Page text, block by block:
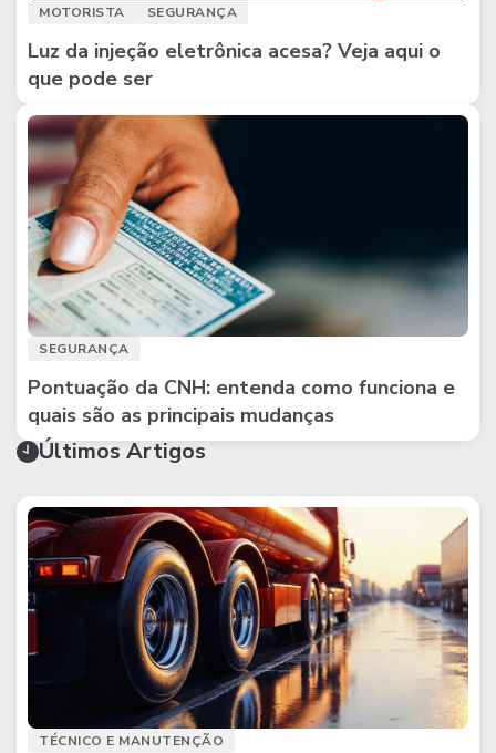
MOTORISTA SEGURANÇA
Luz da injeção eletrônica acesa? Veja aqui o
que pode ser
SEGURANÇA
Pontuação da CNH: entenda como funciona e
quais são as principais mudanças
Últimos Artigos
TÉCNICO E MANUTENÇÃO